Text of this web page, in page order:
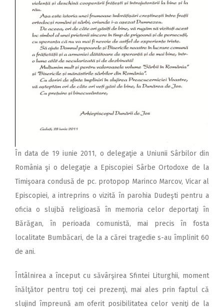
În data de 19 iunie 2011, o delegaţie a Uniunii Sârbilor din
România şi o delegaţie a Episcopiei Sârbe Ortodoxe de la
Timişoara condusă de pc. protopop Marinco Marcov, Vicar al
Episcopiei, a intreprins o vizită în parohia Dudeşti pentru a
oficia o slujbă religioasă în memoria celor deportaţi în
Bărăgan, în perioada comunistă, mai precis în fosta
localitate Bumbăcari, de la a cărei tragedie s-au împlinit 60
de ani.
Întâlnirea a început cu săvârşirea Sfintei Liturghii, moment
înălţător pentru toţi cei prezenţi, mai ales prin faptul că
slujind împreună am oferit posibilitatea celor veniţi de la